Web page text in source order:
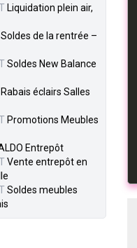
Liquidation plein air,
Soldes de la rentrée –
Soldes New Balance
Rabais éclairs Salles
Promotions Meubles
Entrepôt
Vente entrepôt en
Soldes meubles